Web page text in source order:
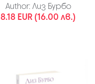
Author: Лиз Бурбо
8.18 EUR (16.00 лв.)